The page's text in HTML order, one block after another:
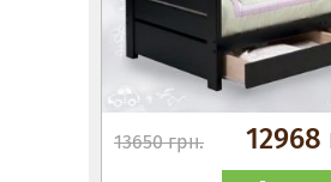
13650 грн. 12968